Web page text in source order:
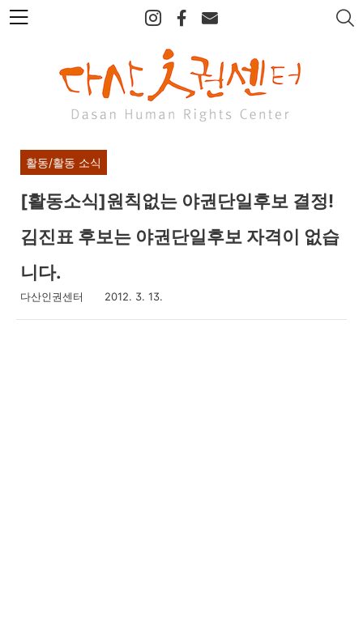
본
문
활동/활동 소식
[활동소식]원칙없는 야권단일후보 결정!
김진표 후보는 야권단일후보 자격이 없습
니다.
다산인권센터 2012. 3. 13.